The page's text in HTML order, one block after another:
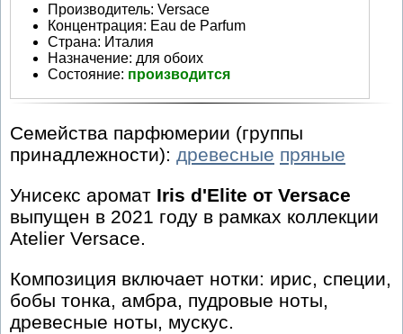
Производитель: Versace
Концентрация: Eau de Parfum
Страна: Италия
Назначение: для обоих
Состояние: производится
Семейства парфюмерии (группы
принадлежности): древесные пряные
Унисекс аромат Iris d'Elite от Versace
выпущен в 2021 году в рамках коллекции
Atelier Versace.
Композиция включает нотки: ирис, специи,
бобы тонка, амбра, пудровые ноты,
древесные ноты, мускус.